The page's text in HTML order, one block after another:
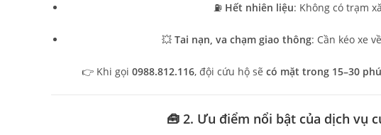
⛽ Hết nhiên liệu: Không có trạm
💥 Tai nạn, va chạm giao thông: Cần kéo xe
👉 Khi gọi 0988.812.116, đội cứu hộ sẽ có mặt trong 15–30
🧰 2. Ưu điểm nổi bật của dịch vụ